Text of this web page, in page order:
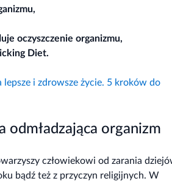
oczyszczenie organizmu,
Diet.
i zdrowsze życie. 5 kroków do
organizm
człowiekowi od zarania
bądź też z przyczyn religijnych. W